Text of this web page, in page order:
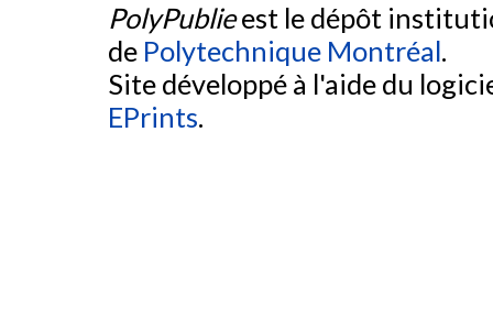
PolyPublieest le dépôt
de Polytechnique Montréal.
Site développé à l'aide du
EPrints.